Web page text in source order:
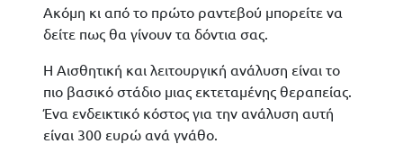
Ακόμη κι από το πρώτο ραντεβού μπορείτε να
δείτε πως θα γίνουν τα δόντια σας.
Η Αισθητική και λειτουργική ανάλυση είναι το
πιο βασικό στάδιο μιας εκτεταμένης θεραπείας.
Ένα ενδεικτικό κόστος για την ανάλυση αυτή
είναι 300 ευρώ ανά γνάθο.